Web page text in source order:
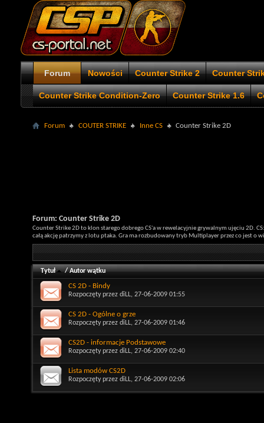
Forum Nowości Counter Strike 2 Counter
Counter Strike Condition-Zero Counter Strike 1.6
Forum COUTER STRIKE Inne CS Counter Strike 2D
Forum: Counter Strike 2D
Counter Strike 2D to klon starego dobrego CS'a w rewelacyjnie grywalnym ujęciu 2D.
całą akcję patrzymy z lotu ptaka. Gra ma rozbudowany tryb Multiplayer przez co jest o
Tytuł /Autor wątku
CS 2D - Bindy
Rozpoczęty przez diLL, 27-06-2009 01:55
CS 2D - Ogólne o grze
Rozpoczęty przez diLL, 27-06-2009 01:46
CS2D - informacje Podstawowe
Rozpoczęty przez diLL, 27-06-2009 02:40
Lista modów CS2D
Rozpoczęty przez diLL, 27-06-2009 02:06